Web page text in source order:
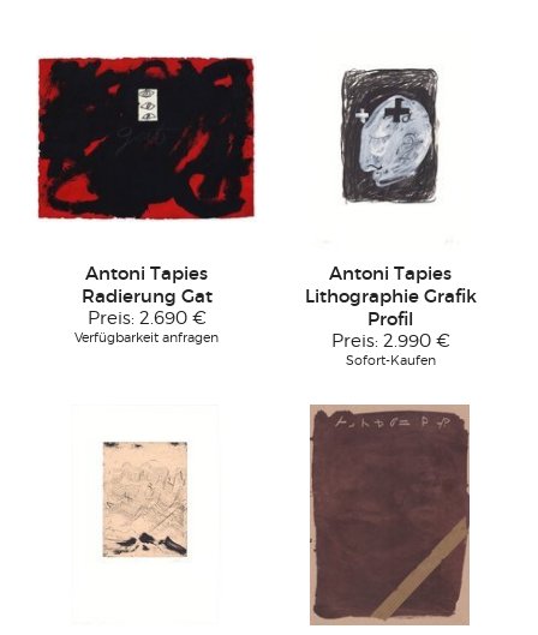
Antoni Tapies
Radierung Gat
Preis: 2.690 €
Verfügbarkeit anfragen
Antoni Tapies
Lithographie Grafik
Profil
Preis: 2.990 €
Sofort-Kaufen